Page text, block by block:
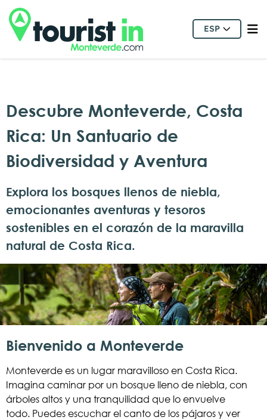
ESP
Descubre Monteverde, Costa
Rica: Un Santuario de
Biodiversidad y Aventura
Explora los bosques llenos de niebla,
emocionantes aventuras y tesoros
sostenibles en el corazón de la maravilla
natural de Costa Rica.
Bienvenido a Monteverde
Monteverde es un lugar maravilloso en Costa Rica.
Imagina caminar por un bosque lleno de niebla, con
árboles altos y una tranquilidad que lo envuelve
todo. Puedes escuchar el canto de los pájaros y ver